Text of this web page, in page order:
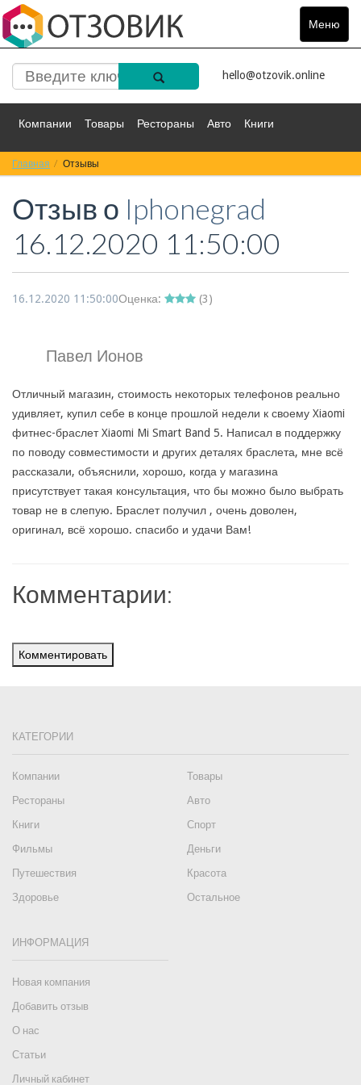
Меню
Toggle
hello@otzovik.online
Компании Товары Рестораны Авто Книги
Спорт Фильмы
Красота Здоровье Остальное
Главная Отзывы
Отзыв о Iphonegrad
16.12.2020 11:50:00
16.12.2020 11:50:00Оценка: (3)
Павел Ионов
Отличный магазин, стоимость некоторых телефонов реально
удивляет, купил себе в конце прошлой недели к своему Xiaomi
фитнес-браслет Xiaomi Mi Smart Band 5. Написал в поддержку
по поводу совместимости и других деталях браслета, мне всё
рассказали, объяснили, хорошо, когда у магазина
присутствует такая консультация, что бы можно было выбрать
товар не в слепую. Браслет получил , очень доволен,
оригинал, всё хорошо. спасибо и удачи Вам!
Комментарии:
Комментировать
КАТЕГОРИИ
Компании
Товары
Рестораны
Авто
Книги
Спорт
Фильмы
Деньги
Путешествия
Красота
Здоровье
Остальное
ИНФОРМАЦИЯ
Новая компания
Добавить отзыв
О нас
Статьи
Личный кабинет